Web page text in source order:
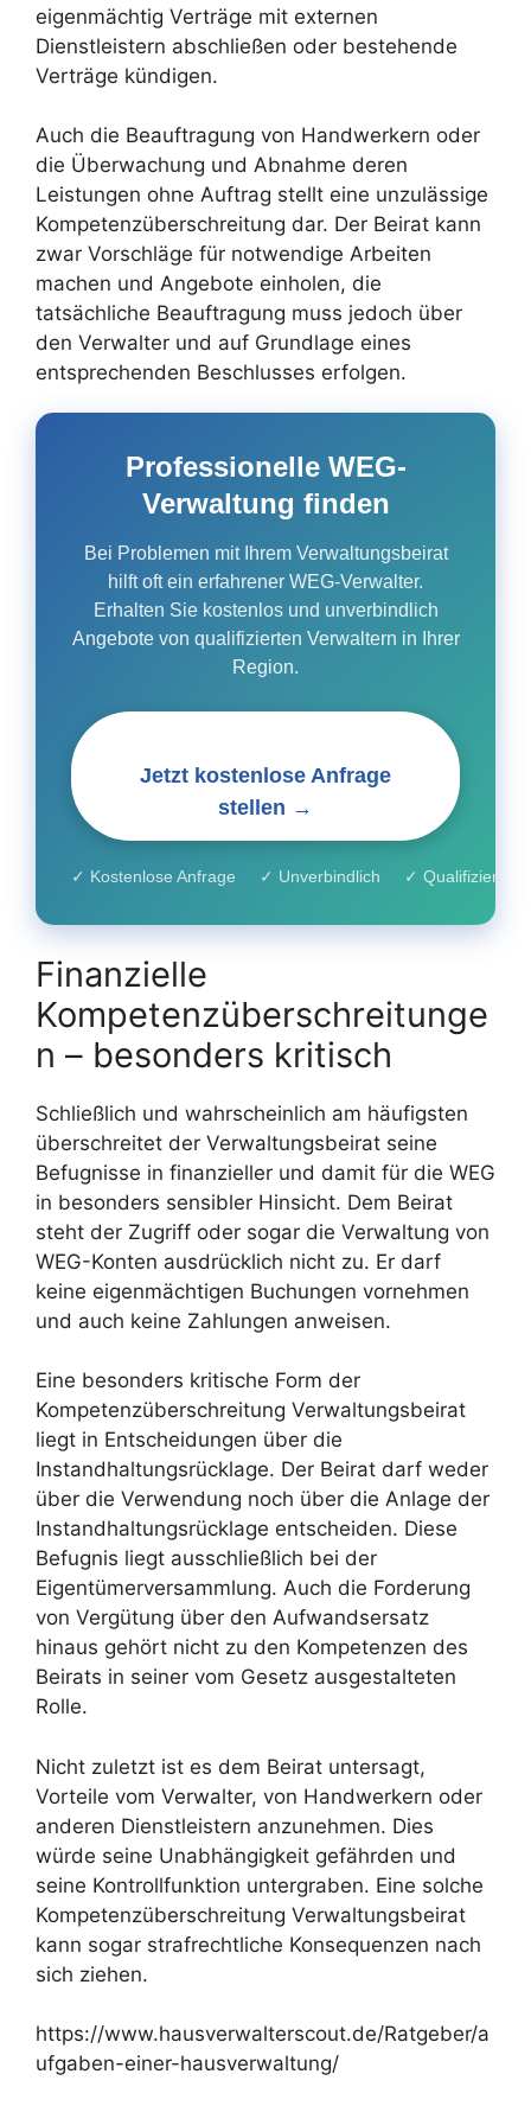
eigenmächtig Verträge mit externen
Dienstleistern abschließen oder bestehende
Verträge kündigen.
Auch die Beauftragung von Handwerkern oder
die Überwachung und Abnahme deren
Leistungen ohne Auftrag stellt eine unzulässige
Kompetenzüberschreitung dar. Der Beirat kann
zwar Vorschläge für notwendige Arbeiten
machen und Angebote einholen, die
tatsächliche Beauftragung muss jedoch über
den Verwalter und auf Grundlage eines
entsprechenden Beschlusses erfolgen.
Professionelle WEG-
Verwaltung finden
Bei Problemen mit Ihrem Verwaltungsbeirat
hilft oft ein erfahrener WEG-Verwalter.
Erhalten Sie kostenlos und unverbindlich
Angebote von qualifizierten Verwaltern in Ihrer
Region.
Jetzt kostenlose Anfrage
stellen →
✓ Kostenlose Anfrage ✓ Unverbindlich ✓ Qualifizierte
Finanzielle
Kompetenzüberschreitunge
n – besonders kritisch
Schließlich und wahrscheinlich am häufigsten
überschreitet der Verwaltungsbeirat seine
Befugnisse in finanzieller und damit für die WEG
in besonders sensibler Hinsicht. Dem Beirat
steht der Zugriff oder sogar die Verwaltung von
WEG-Konten ausdrücklich nicht zu. Er darf
keine eigenmächtigen Buchungen vornehmen
und auch keine Zahlungen anweisen.
Eine besonders kritische Form der
Kompetenzüberschreitung Verwaltungsbeirat
liegt in Entscheidungen über die
Instandhaltungsrücklage. Der Beirat darf weder
über die Verwendung noch über die Anlage der
Instandhaltungsrücklage entscheiden. Diese
Befugnis liegt ausschließlich bei der
Eigentümerversammlung. Auch die Forderung
von Vergütung über den Aufwandsersatz
hinaus gehört nicht zu den Kompetenzen des
Beirats in seiner vom Gesetz ausgestalteten
Rolle.
Nicht zuletzt ist es dem Beirat untersagt,
Vorteile vom Verwalter, von Handwerkern oder
anderen Dienstleistern anzunehmen. Dies
würde seine Unabhängigkeit gefährden und
seine Kontrollfunktion untergraben. Eine solche
Kompetenzüberschreitung Verwaltungsbeirat
kann sogar strafrechtliche Konsequenzen nach
sich ziehen.
https://www.hausverwalterscout.de/Ratgeber/a
ufgaben-einer-hausverwaltung/